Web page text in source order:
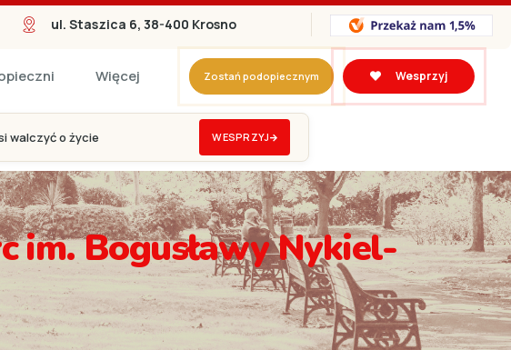
ul. Staszica 6, 38-400 Krosno
Więcej Zostań podopiecznym Wesprzyj
z bólem, by kiedyś przytulić rodziców własnymi siłami
WESPRZYJ
im. Bogusławy Nykiel-